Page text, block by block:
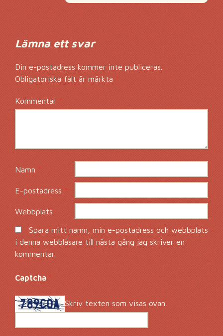
Lämna ett svar
Din e-postadress kommer inte publiceras.
Obligatoriska fält är märkta*
Kommentar*
Namn*
E-postadress*
Webbplats
Spara mitt namn, min e-postadress och webbplats
i denna webbläsare till nästa gång jag skriver en
kommentar.
Captcha *
Skriv texten som visas ovan: